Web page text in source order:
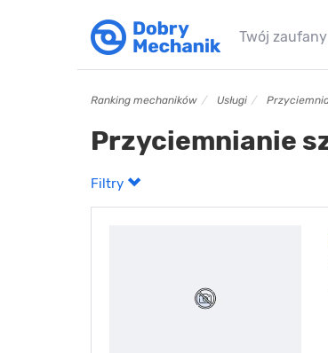
Twój
Ranking mechaników Usługi
Przyciemnianie
Filtry